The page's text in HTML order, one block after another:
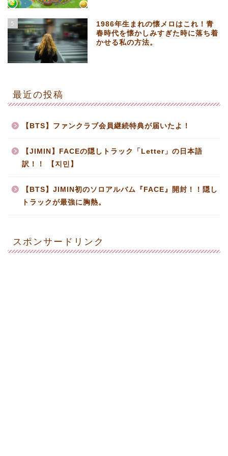
5
1986年生まれの懐メロはこれ！青
春時代を懐かしみすぎた時に落ち着
かせる私の方法。
最近の投稿
【BTS】ファンクラブ会員継続特典が届いたよ！
【JIMIN】FACEの隠しトラック「Letter」の日本語
訳！！ 【지민】
【BTS】JIMIN初のソロアルバム『FACE』開封！！隠し
トラックが最強に胸熱。
スポンサードリンク